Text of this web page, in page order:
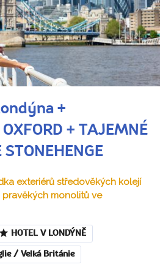
+
+ TAJEMNÉ
exteriérů středověkých kolejí
monolitů ve
HOTEL V LONDÝNĚ
/ Velká Británie